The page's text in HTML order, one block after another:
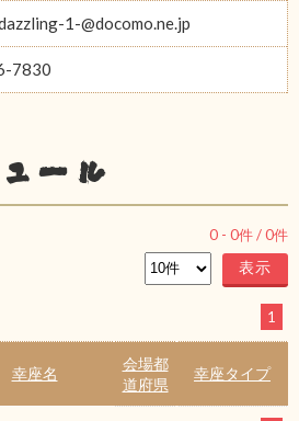
1-@docomo.ne.jp
7830
ール
0 - 0件 /0件
1
幸座名
会場都
道府県
幸座タイプ